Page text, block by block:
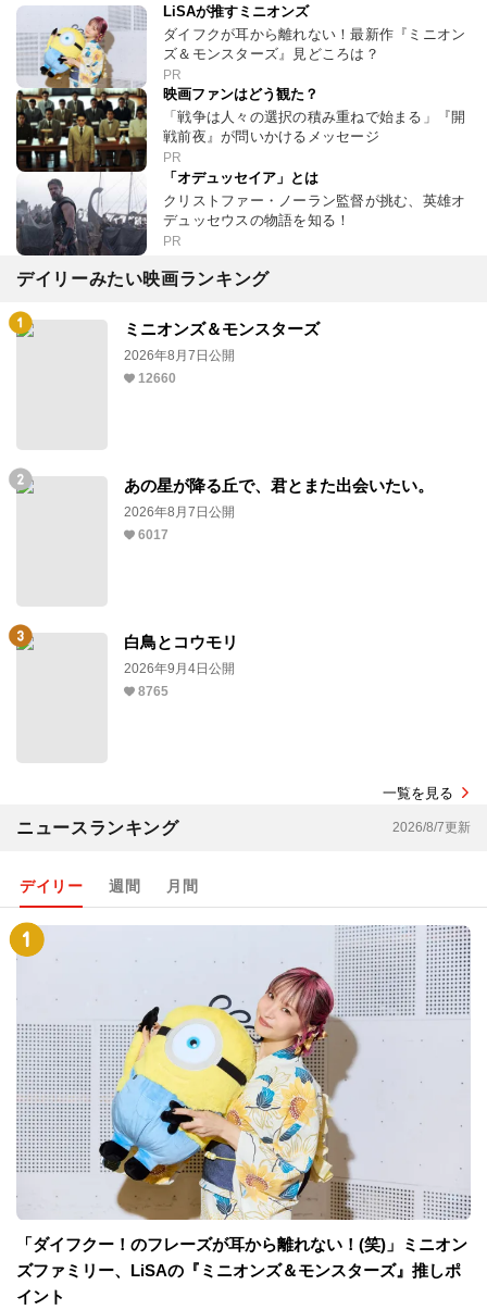
LiSAが推すミニオンズ
ダイフクが耳から離れない！最新作『ミニオン
ズ＆モンスターズ』見どころは？
PR
映画ファンはどう観た？
「戦争は人々の選択の積み重ねで始まる」『開
戦前夜』が問いかけるメッセージ
PR
「オデュッセイア」とは
クリストファー・ノーラン監督が挑む、英雄オ
デュッセウスの物語を知る！
PR
デイリーみたい映画ランキング
ミニオンズ＆モンスターズ
2026年8月7日公開
12660
あの星が降る丘で、君とまた出会いたい。
2026年8月7日公開
6017
白鳥とコウモリ
2026年9月4日公開
8765
一覧を見る
ニュースランキング 2026/8/7更新
デイリー 週間 月間
「ダイフクー！のフレーズが耳から離れない！(笑)」ミニオン
ズファミリー、LiSAの『ミニオンズ＆モンスターズ』推しポ
イント